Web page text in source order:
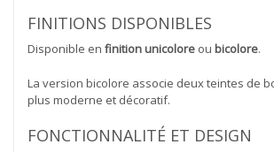
FINITIONS DISPONIBLES
Disponible en finition unicolore ou bicolore.
La version bicolore associe deux teintes de
plus moderne et décoratif.
FONCTIONNALITÉ ET DESIGN